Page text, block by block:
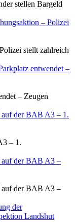
stellen Bargeld
– Polizei
stellt zahlreich
entwendet –
– Zeugen
auf der BAB A3 – 1.
– 1.
auf der BAB A3 –
auf der BAB A3 –
der
Landshut